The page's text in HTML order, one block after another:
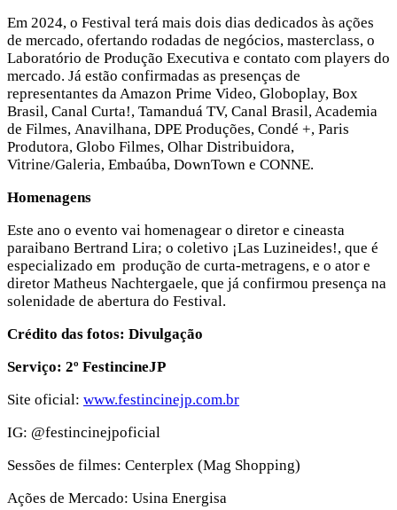
Em 2024, o Festival terá mais dois dias dedicados às ações
de mercado, ofertando rodadas de negócios, masterclass, o
Laboratório de Produção Executiva e contato com players do
mercado. Já estão confirmadas as presenças de
representantes da Amazon Prime Video, Globoplay, Box
Brasil, Canal Curta!, Tamanduá TV, Canal Brasil, Academia
de Filmes, Anavilhana, DPE Produções, Condé +, Paris
Produtora, Globo Filmes, Olhar Distribuidora,
Vitrine/Galeria, Embaúba, DownTown e CONNE.
Homenagens
Este ano o evento vai homenagear o diretor e cineasta
paraibano Bertrand Lira; o coletivo ¡Las Luzineides!, que é
especializado em produção de curta-metragens, e o ator e
diretor Matheus Nachtergaele, que já confirmou presença na
solenidade de abertura do Festival.
Crédito das fotos: Divulgação
Serviço: 2º FestincineJP
Site oficial: www.festincinejp.com.br
IG: @festincinejpoficial
Sessões de filmes: Centerplex (Mag Shopping)
Ações de Mercado: Usina Energisa